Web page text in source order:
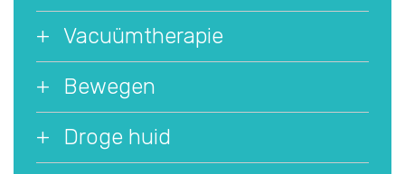
Vacuümtherapie
Bewegen
Droge huid